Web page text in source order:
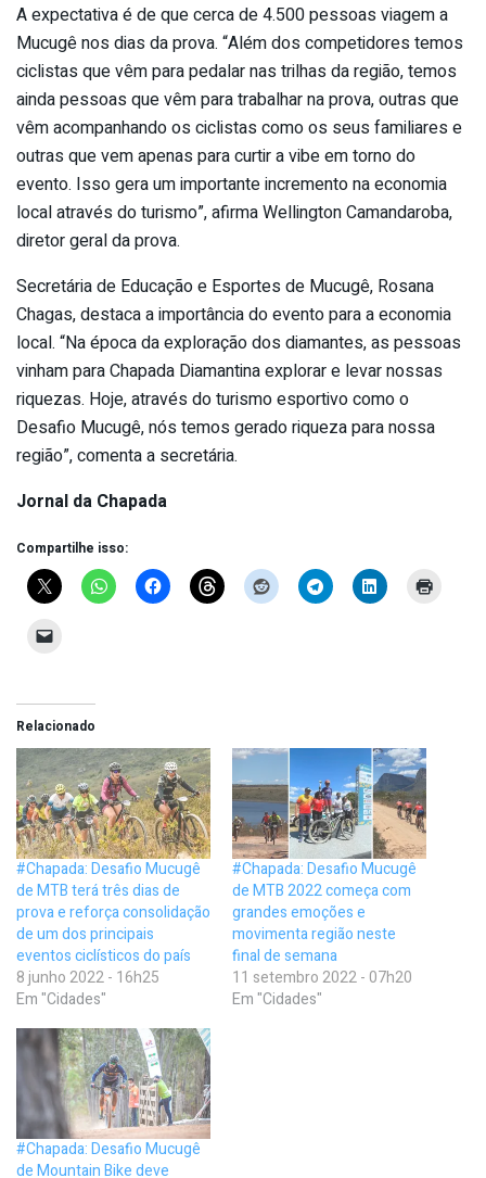
A expectativa é de que cerca de 4.500 pessoas viagem a
Mucugê nos dias da prova. “Além dos competidores temos
ciclistas que vêm para pedalar nas trilhas da região, temos
ainda pessoas que vêm para trabalhar na prova, outras que
vêm acompanhando os ciclistas como os seus familiares e
outras que vem apenas para curtir a vibe em torno do
evento. Isso gera um importante incremento na economia
local através do turismo”, afirma Wellington Camandaroba,
diretor geral da prova.
Secretária de Educação e Esportes de Mucugê, Rosana
Chagas, destaca a importância do evento para a economia
local. “Na época da exploração dos diamantes, as pessoas
vinham para Chapada Diamantina explorar e levar nossas
riquezas. Hoje, através do turismo esportivo como o
Desafio Mucugê, nós temos gerado riqueza para nossa
região”, comenta a secretária.
Jornal da Chapada
Compartilhe isso:
Relacionado
#Chapada: Desafio Mucugê
de MTB terá três dias de
prova e reforça consolidação
de um dos principais
eventos ciclísticos do país
8 junho 2022 - 16h25
Em "Cidades"
#Chapada: Desafio Mucugê
de MTB 2022 começa com
grandes emoções e
movimenta região neste
final de semana
11 setembro 2022 - 07h20
Em "Cidades"
#Chapada: Desafio Mucugê
de Mountain Bike deve